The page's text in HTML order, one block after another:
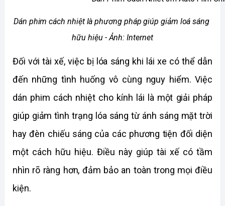
Dán phim cách nhiệt là phương pháp giúp giảm loá sáng
hữu hiệu - Ảnh: Internet
Đối với tài xế, việc bị lóa sáng khi lái xe có thể dẫn
đến những tình huống vô cùng nguy hiểm. Việc
dán phim cách nhiệt cho kính lái là một giải pháp
giúp giảm tình trạng lóa sáng từ ánh sáng mặt trời
hay đèn chiếu sáng của các phương tiện đối diện
một cách hữu hiệu. Điều này giúp tài xế có tầm
nhìn rõ ràng hơn, đảm bảo an toàn trong mọi điều
kiện.